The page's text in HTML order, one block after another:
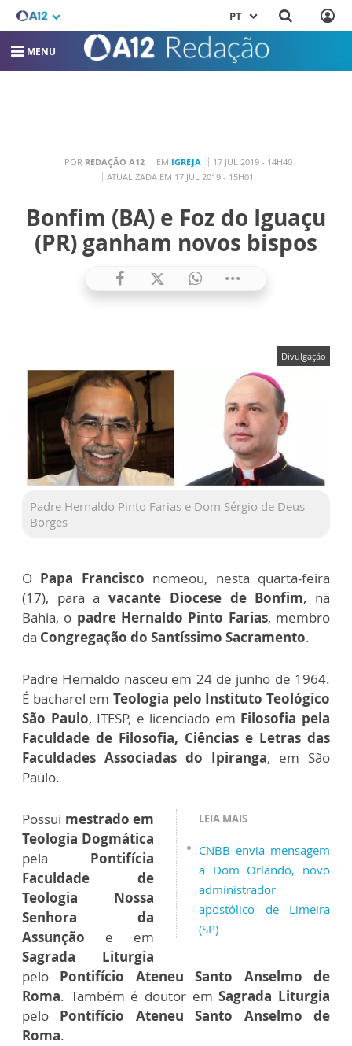
PT
MENU
POR REDAÇÃO A12 EM IGREJA
17 JUL 2019 - 14H40
ATUALIZADA EM 17 JUL 2019 - 15H01
Bonfim (BA) e Foz do Iguaçu
(PR) ganham novos bispos
Divulgação
Padre Hernaldo Pinto Farias e Dom Sérgio de Deus
Borges
O Papa Francisco nomeou, nesta quarta-feira
(17), para a vacante Diocese de Bonfim, na
Bahia, o padre Hernaldo Pinto Farias, membro
da Congregação do Santíssimo Sacramento.
Padre Hernaldo nasceu em 24 de junho de 1964.
É bacharel em Teologia pelo Instituto Teológico
São Paulo, ITESP, e licenciado em Filosofia pela
Faculdade de Filosofia, Ciências e Letras das
Faculdades Associadas do Ipiranga, em São
Paulo.
LEIA MAIS
CNBB envia mensagem
a Dom Orlando, novo
administrador
apostólico de Limeira
(SP)
Possui mestrado em
Teologia Dogmática
pela Pontifícia
Faculdade de
Teologia Nossa
Senhora da
Assunção e em
Sagrada Liturgia
pelo Pontifício Ateneu Santo Anselmo de
Roma. Também é doutor emSagrada Liturgia
pelo Pontifício Ateneu Santo Anselmo de
Roma.